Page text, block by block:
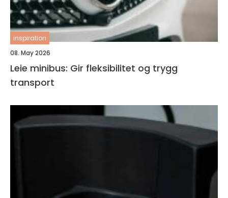
inspiration
08. May 2026
Leie minibus: Gir fleksibilitet og trygg
transport